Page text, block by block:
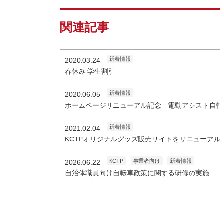
関連記事
2020.03.24 新着情報
春休み 学生割引
2020.06.05 新着情報
ホームページリニューアル記念 電動アシスト自
2021.02.04 新着情報
KCTPオリジナルグッズ販売サイトをリニューアル
2026.06.22 KCTP 事業者向け 新着情報
自治体職員向け自転車政策に関する研修の実施